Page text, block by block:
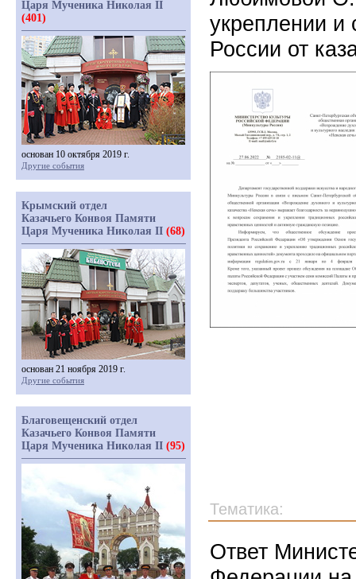
укреплении и
России от
Тематика:
Ответ
Царя Мученика Николая II
(401)
основан 10 октября 2019 г.
Другие события
Крымский отдел
Казачьего Конвоя Памяти
Царя Мученика Николая II (68)
основан 21 ноября 2019 г.
Другие события
Благовещенский отдел
Казачьего Конвоя Памяти
Царя Мученика Николая II (95)